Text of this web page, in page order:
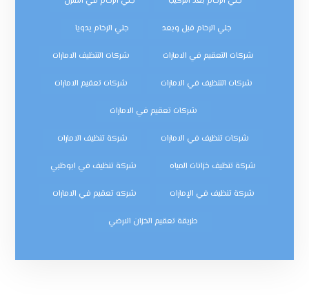
جلي الرخام قبل وبعد جلي الرخام يدويا
شركات التعقيم في الامارات شركات التنظيف الامارات
شركات التنظيف في الامارات شركات تعقيم الامارات
شركات تعقيم في الامارات
شركات تنظيف في الامارات شركة تنظيف الامارات
شركة تنظيف خزانات المياه شركة تنظيف في ابوظبي
شركة تنظيف في الإمارات شركه تعقيم في الامارات
طريقة تعقيم الخزان الارضي